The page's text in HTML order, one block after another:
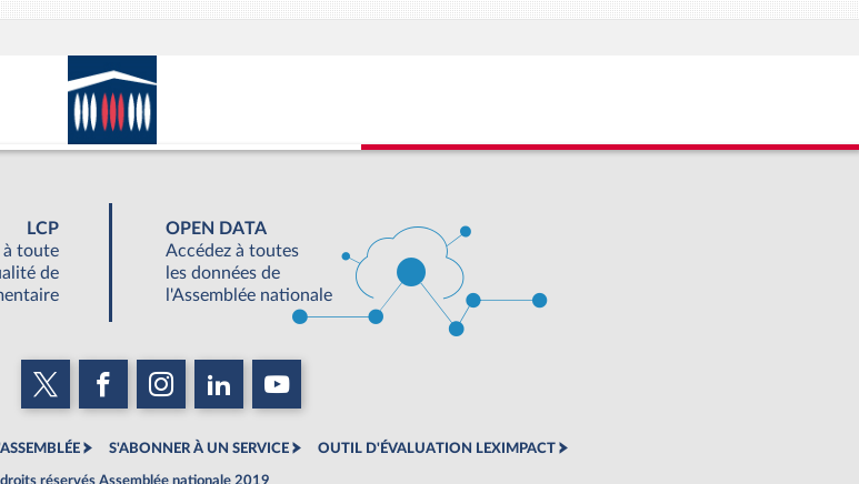
LCP
à toute
de
OPEN DATA
Accédez à toutes
les données de
l'Assemblée nationale
S'ABONNER À UN SERVICE OUTIL D'ÉVALUATION LEXIMPACT
réservés Assemblée nationale 2019